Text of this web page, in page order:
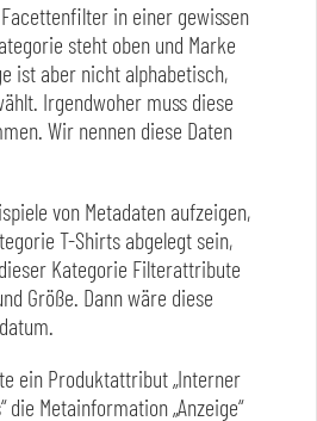
in einer gewissen
steht oben und Marke
ist aber nicht alphabetisch,
Irgendwoher muss diese
Wir nennen diese Daten
von Metadaten aufzeigen,
T-Shirts abgelegt sein,
Kategorie Filterattribute
Größe. Dann wäre diese
ein Produktattribut „Interner
die Metainformation „Anzeige“